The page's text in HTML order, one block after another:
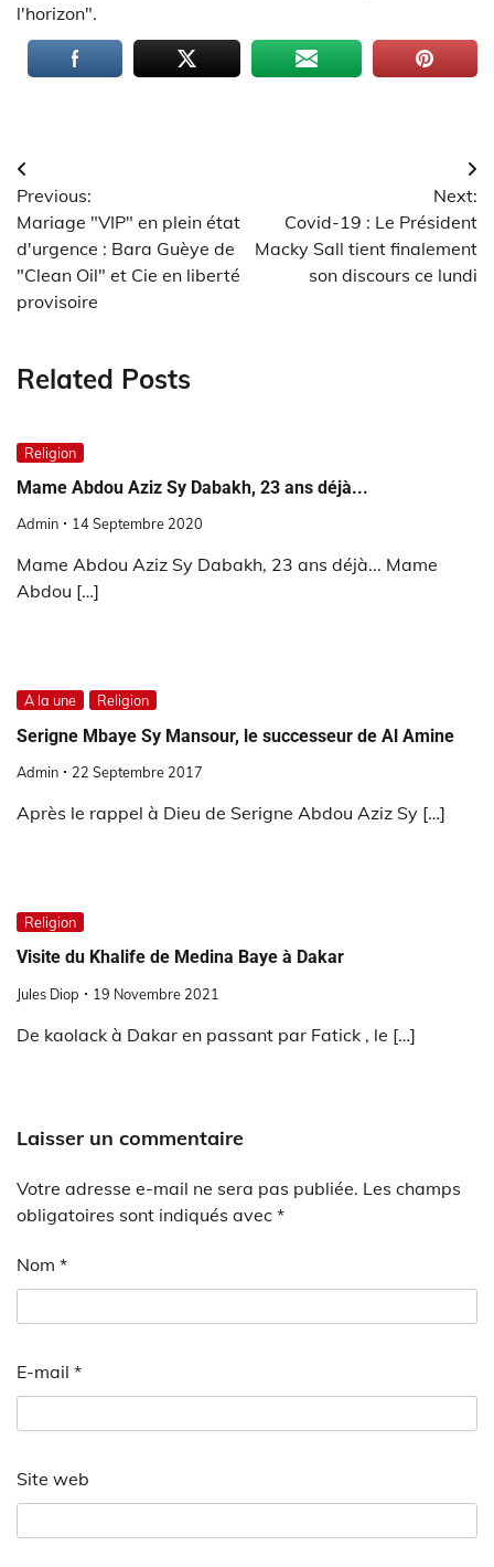
l'horizon".
Navigation
de
l’article
Previous:
Mariage "VIP" en plein état
d'urgence : Bara Guèye de
"Clean Oil" et Cie en liberté
provisoire
Next:
Covid-19 : Le Président
Macky Sall tient finalement
son discours ce lundi
Related Posts
Religion
Mame Abdou Aziz Sy Dabakh, 23 ans déjà...
Admin 14 Septembre 2020
Mame Abdou Aziz Sy Dabakh, 23 ans déjà... Mame
Abdou […]
A la une Religion
Serigne Mbaye Sy Mansour, le successeur de Al Amine
Admin 22 Septembre 2017
Après le rappel à Dieu de Serigne Abdou Aziz Sy […]
Religion
Visite du Khalife de Medina Baye à Dakar
Jules Diop 19 Novembre 2021
De kaolack à Dakar en passant par Fatick , le […]
Laisser un commentaire
Votre adresse e-mail ne sera pas publiée. Les champs
obligatoires sont indiqués avec *
Nom *
E-mail *
Site web